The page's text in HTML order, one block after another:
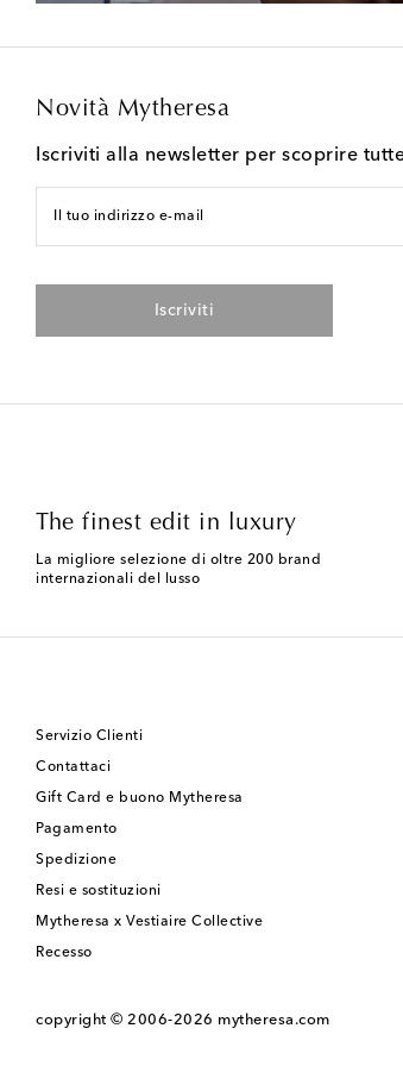
Novità Mytheresa
Iscriviti alla newsletter per scoprire
Il tuo indirizzo e-mail
Iscriviti
The finest edit in luxury
La migliore selezione di oltre 200 brand
internazionali del lusso
Servizio Clienti
Contattaci
Gift Card e buono Mytheresa
Pagamento
Spedizione
Resi e sostituzioni
Mytheresa x Vestiaire Collective
Recesso
copyright © 2006-2026 mytheresa.com